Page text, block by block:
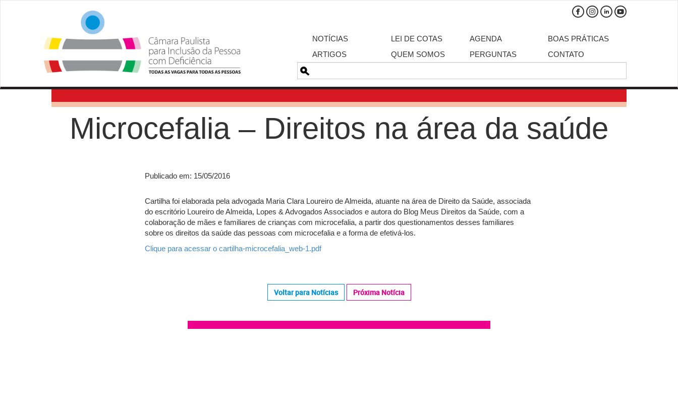
NOTÍCIAS LEI DE COTAS AGENDA
BOAS PRÁTICAS
ARTIGOS
QUEM SOMOS PERGUNTAS CONTATO
Pesquisa
Microcefalia – Direitos na área da saúde
Publicado em: 15/05/2016
Cartilha foi elaborada pela advogada Maria Clara Loureiro de Almeida, atuante na área de Direito da Saúde, associada
do escritório Loureiro de Almeida, Lopes & Advogados Associados e autora do Blog Meus Direitos da Saúde, com a
colaboração de mães e familiares de crianças com microcefalia, a partir dos questionamentos desses familiares
sobre os direitos da saúde das pessoas com microcefalia e a forma de efetivá-los.
Clique para acessar o cartilha-microcefalia_web-1.pdf
Voltar para Notícias Próxima Notícia